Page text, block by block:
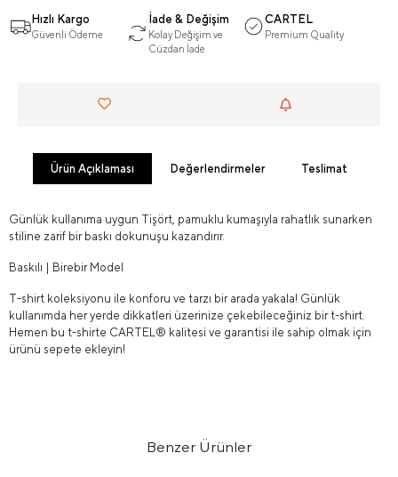
Hızlı Kargo
Güvenli Ödeme
İade & Değişim
Kolay Değişim ve
Cüzdan İade
CARTEL
Premium Quality
Ürün Açıklaması Değerlendirmeler Teslimat
Günlük kullanıma uygun Tişört, pamuklu kumaşıyla rahatlık sunarken
stiline zarif bir baskı dokunuşu kazandırır.
Baskılı | Birebir Model
T-shirt koleksiyonu ile konforu ve tarzı bir arada yakala! Günlük
kullanımda her yerde dikkatleri üzerinize çekebileceğiniz bir t-shirt.
Hemen bu t-shirte CARTEL® kalitesi ve garantisi ile sahip olmak için
ürünü sepete ekleyin!
Benzer Ürünler